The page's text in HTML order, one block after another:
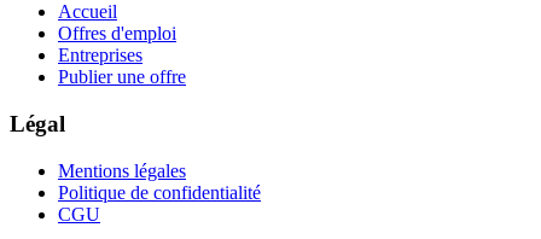
Accueil
Offres d'emploi
Entreprises
Publier une offre
Légal
Mentions légales
Politique de confidentialité
CGU